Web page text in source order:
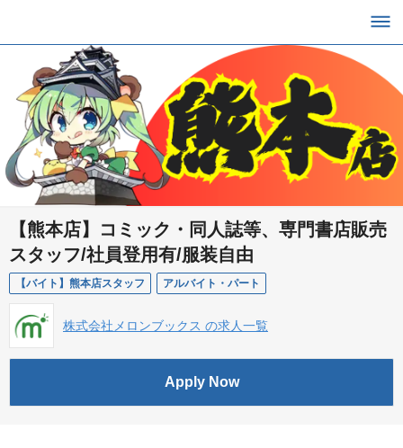
【熊本店】コミック・同人誌等、専門書店販売
スタッフ/社員登用有/服装自由
【バイト】熊本店スタッフ アルバイト・パート
株式会社メロンブックス の求人一覧
Apply Now